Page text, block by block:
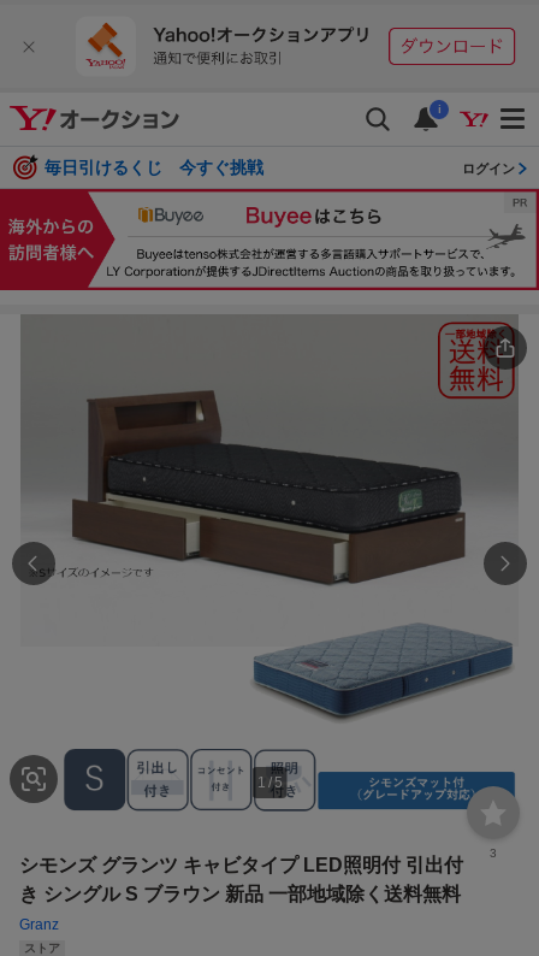
i
毎日引けるくじ 今すぐ挑戦 ログイン
1 /5
3
シモンズ グランツ キャビタイプ LED照明付 引出付
き シングル S ブラウン 新品 一部地域除く送料無料
Granz
ストア